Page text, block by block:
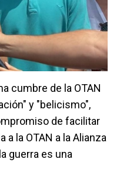
cumbre de la OTAN
y "belicismo",
de facilitar
la OTAN a la Alianza
guerra es una